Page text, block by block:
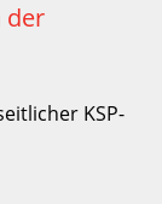
der
KSP­